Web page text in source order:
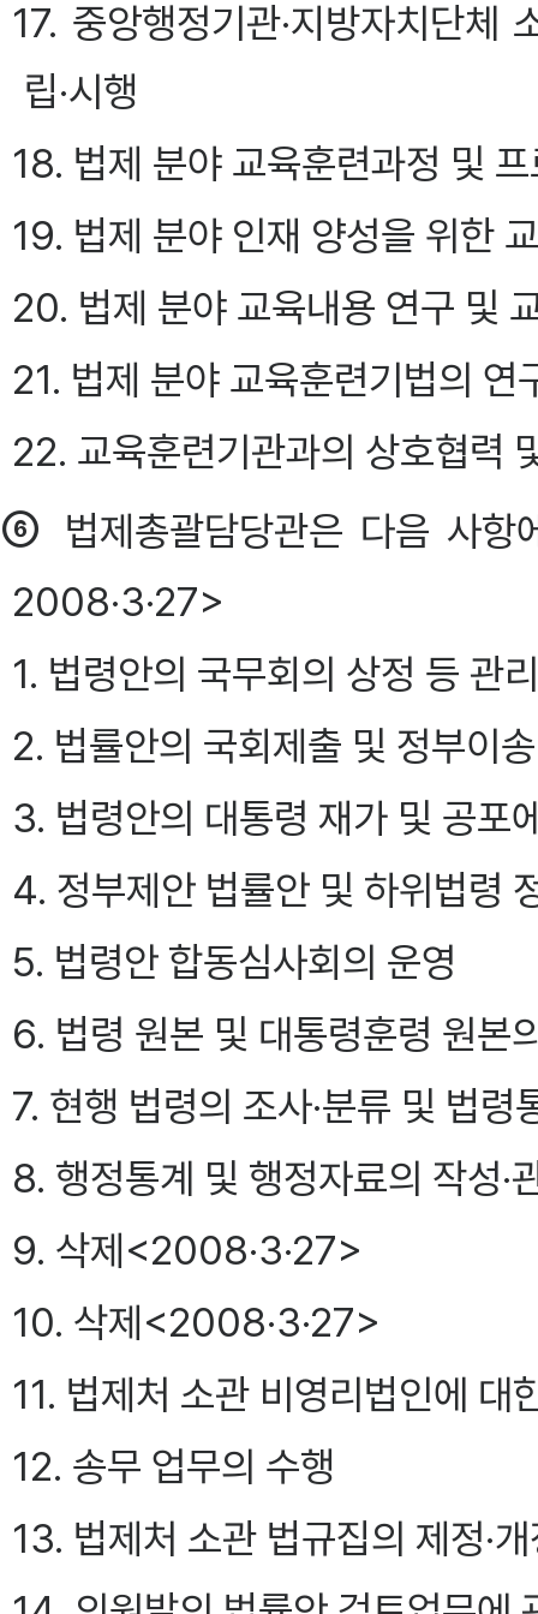
17. 중앙행정기관·지방자치단
립·시행
18. 법제 분야 교육훈련과정 및
19. 법제 분야 인재 양성을 위한
20. 법제 분야 교육내용 연구 및
21. 법제 분야 교육훈련기법의 연
22. 교육훈련기관과의 상호협력
⑥ 법제총괄담당관은 다음 사
2008·3·27>
1. 법령안의 국무회의 상정 등 관리
2. 법률안의 국회제출 및 정부이
3. 법령안의 대통령 재가 및 공포
4. 정부제안 법률안 및 하위법령
5. 법령안 합동심사회의 운영
6. 법령 원본 및 대통령훈령 원본
7. 현행 법령의 조사·분류 및 법령
8. 행정통계 및 행정자료의 작성·
9. 삭제<2008·3·27>
10. 삭제<2008·3·27>
11. 법제처 소관 비영리법인에 대
12. 송무 업무의 수행
13. 법제처 소관 법규집의 제정·